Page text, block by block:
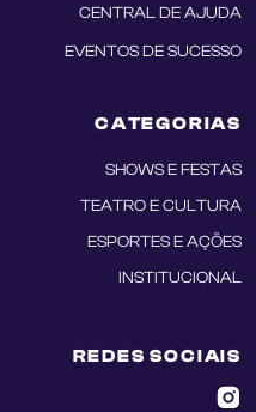
CENTRAL DE AJUDA
EVENTOS DE SUCESSO
CATEGORIAS
SHOWS E FESTAS
TEATRO E CULTURA
ESPORTES E AÇÕES
INSTITUCIONAL
REDES SOCIAIS